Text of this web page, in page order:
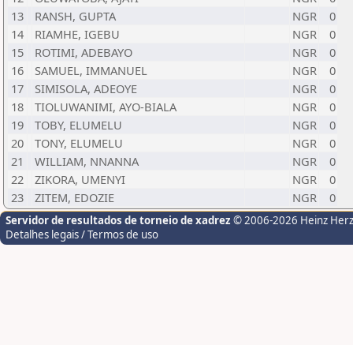
13
RANSH, GUPTA NGR
0
14
RIAMHE, IGEBU NGR
0
15
ROTIMI, ADEBAYO NGR
0
16
SAMUEL, IMMANUEL NGR
0
17
SIMISOLA, ADEOYE NGR
0
18
TIOLUWANIMI, AYO-BIALA NGR
0
19
TOBY, ELUMELU NGR
0
20
TONY, ELUMELU NGR
0
21
WILLIAM, NNANNA NGR
0
22
ZIKORA, UMENYI NGR
0
23
ZITEM, EDOZIE NGR 0
Servidor de resultados de torneio de xadrez © 2006-2026 Heinz
Detalhes legais / Termos de uso